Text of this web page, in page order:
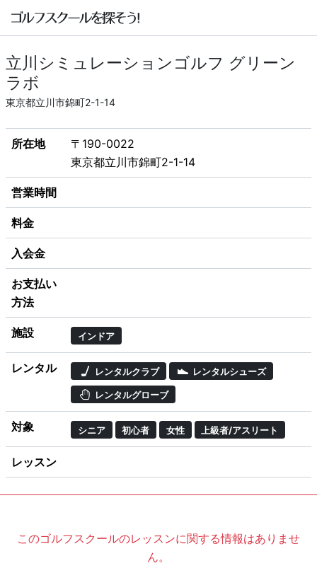
立川シミュレーションゴルフ グリーン
ラボ
東京都立川市錦町2-1-14
所在地
〒190-0022
東京都立川市錦町2-1-14
営業時間
料金
入会金
お支払い
方法
施設 インドア
レンタル レンタルクラブ レンタルシューズ
レンタルグローブ
対象 シニア 初心者 女性 上級者/アスリート
レッスン
このゴルフスクールのレッスンに関する情報はありませ
ん。